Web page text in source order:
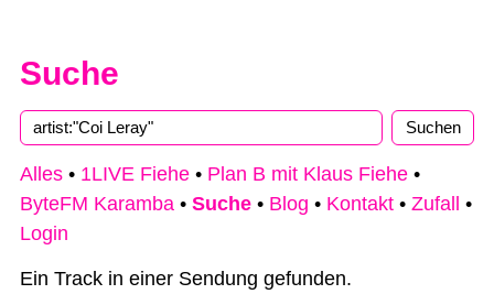
Suche
Alles • 1LIVE Fiehe • Plan B mit Klaus Fiehe •
ByteFM Karamba • Suche • Blog • Kontakt • Zufall
•
Login
Ein Track in einer Sendung gefunden.